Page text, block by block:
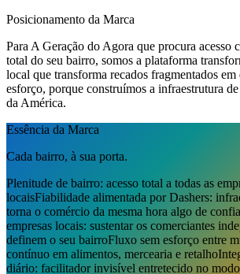
Posicionamento da Marca
Para A Geração do Agora que procura acesso
total do seu bairro, somos a plataforma
local que transforma recados fragmentados em
esforço, porque construímos a infraestrutura
da América.
Essência da Marca
Cada bairro, à sua porta.
Plenitude de bairro: acesso total a todas as
locaisFiabilidade alimentada por Dashers:
torna o comércio da mesma hora algo de
empresas locais: sustentar os comerciantes
definem o seu bairroFluxo sem esforço entre
contínuo em alimentos, mercearia e retalho
diário: facilitador invisível entretecido no